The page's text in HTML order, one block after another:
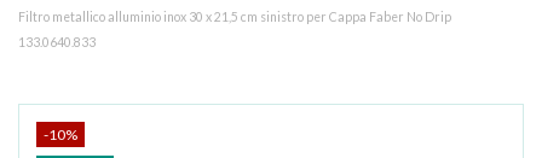
Filtro metallico alluminio inox 30 x 21,5 cm sinistro per Cappa Faber No Drip
133.0640.833
-10%